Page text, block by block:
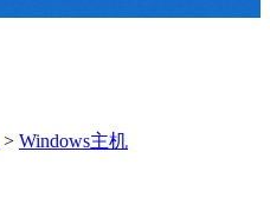
> Windows主机